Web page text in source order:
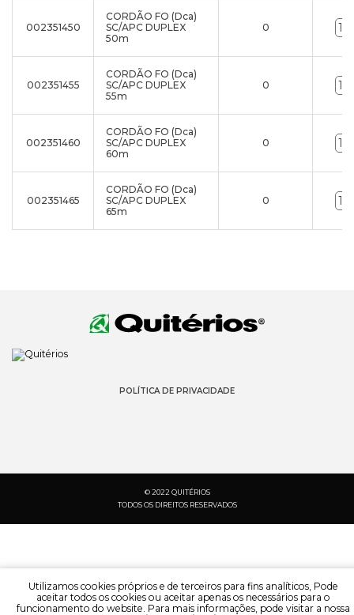
002351450
CORDÃO FO (Dca)
SC/APC DUPLEX
50m
0
002351455
CORDÃO FO (Dca)
SC/APC DUPLEX
55m
0
002351460
CORDÃO FO (Dca)
SC/APC DUPLEX
60m
0
002351465
CORDÃO FO (Dca)
SC/APC DUPLEX
65m
0
POLÍTICA DE PRIVACIDADE
© 2022 QUITÉRIOS
TODOS OS DIREITOS RESERVADOS
Utilizamos cookies próprios e de terceiros para fins analíticos, Pode
aceitar todos os cookies ou aceitar apenas os necessários para o
funcionamento do website. Para mais informações, pode visitar a nossa